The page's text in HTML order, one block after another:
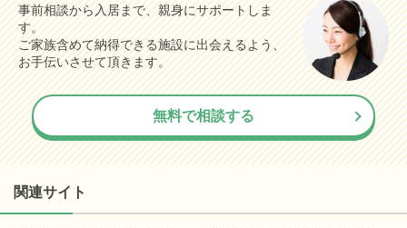
事前相談から入居まで、親身にサポートしま
す。
ご家族含めて納得できる施設に出会えるよう、
お手伝いさせて頂きます。
無料で相談する
関連サイト